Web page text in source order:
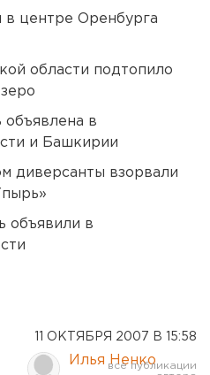
в центре Оренбурга
области подтопило
объявлена в
и Башкирии
диверсанты взорвали
объявили в
11 ОКТЯБРЯ 2007 В 15:58
Илья Ненко